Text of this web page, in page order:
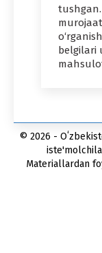
belgilari
© 2026 -
Materiallardan